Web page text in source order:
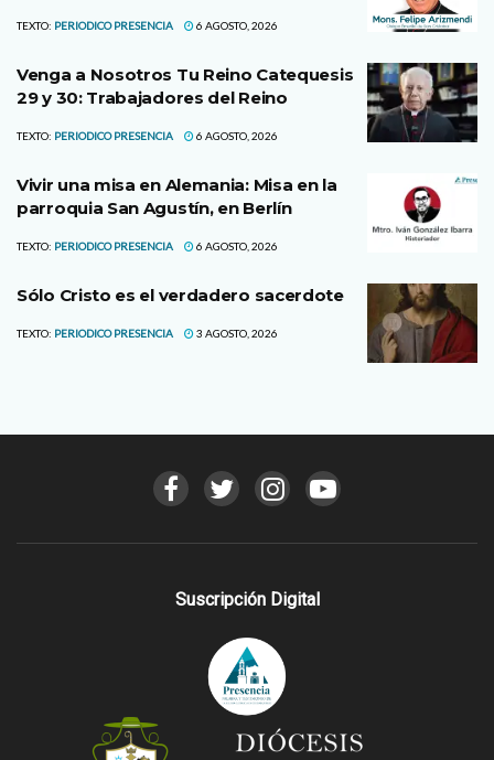
TEXTO: PERIODICO PRESENCIA 6 AGOSTO, 2026
Venga a Nosotros Tu Reino Catequesis
29 y 30: Trabajadores del Reino
TEXTO: PERIODICO PRESENCIA 6 AGOSTO, 2026
Vivir una misa en Alemania: Misa en la
parroquia San Agustín, en Berlín
TEXTO: PERIODICO PRESENCIA 6 AGOSTO, 2026
Sólo Cristo es el verdadero sacerdote
TEXTO: PERIODICO PRESENCIA 3 AGOSTO, 2026
Suscripción Digital